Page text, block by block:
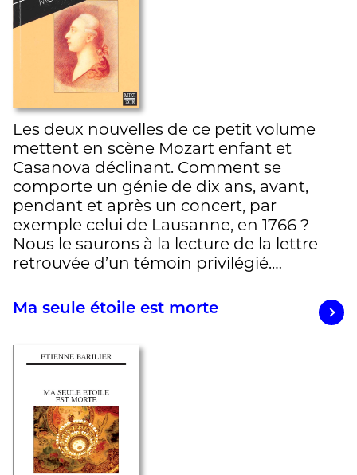
Les deux nouvelles de ce petit volume
mettent en scène Mozart enfant et
Casanova déclinant. Comment se
comporte un génie de dix ans, avant,
pendant et après un concert, par
exemple celui de Lausanne, en 1766 ?
Nous le saurons à la lecture de la lettre
retrouvée d’un témoin privilégié.…
Ma seule étoile est morte